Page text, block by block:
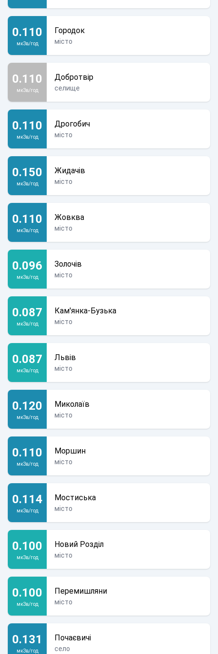
0.110
мкЗв/год
Городок
місто
0.110
мкЗв/год
Добротвір
селище
0.110
мкЗв/год
Дрогобич
місто
0.150
мкЗв/год
Жидачів
місто
0.110
мкЗв/год
Жовква
місто
0.096
мкЗв/год
Золочів
місто
0.087
мкЗв/год
Кам'янка-Бузька
місто
0.087
мкЗв/год
Львів
місто
0.120
мкЗв/год
Миколаїв
місто
0.110
мкЗв/год
Моршин
місто
0.114
мкЗв/год
Мостиська
місто
0.100
мкЗв/год
Новий Розділ
місто
0.100
мкЗв/год
Перемишляни
місто
0.131
мкЗв/год
Почаєвичі
село